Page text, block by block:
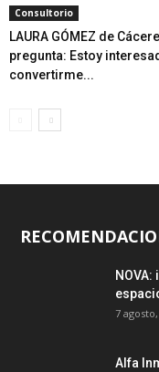
Consultorio
LAURA GÓMEZ de
pregunta: Estoy
convertirme...
7
Alfa